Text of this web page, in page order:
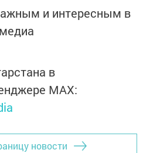
и интересным в
в
MАХ:
новости